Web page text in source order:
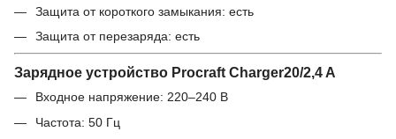
Защита от короткого замыкания: есть
Защита от перезаряда: есть
Зарядное устройство Procraft Charger20/2,4 A
Входное напряжение: 220–240 В
Частота: 50 Гц